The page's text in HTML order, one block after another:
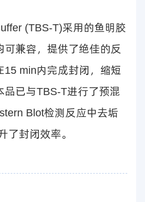
(TBS-T)采用的鱼明胶
兼容，提供了绝佳的反
15 min内完成封闭，缩短
品已与TBS-T进行了预混
Blot检测反应中去垢
了封闭效率。